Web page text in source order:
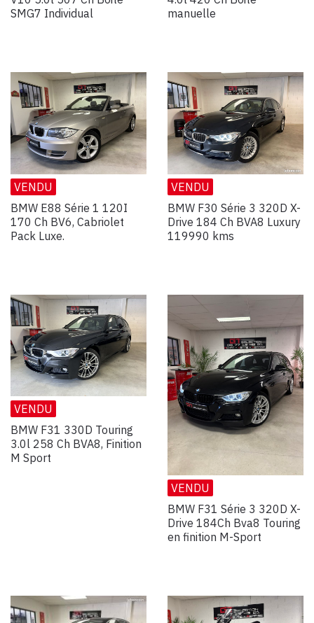
SMG7 Individual
manuelle
VENDU
BMW E88 Série 1 120I
170 Ch BV6, Cabriolet
Pack Luxe.
VENDU
BMW F30 Série 3 320D X-
Drive 184 Ch BVA8 Luxury
119990 kms
VENDU
BMW F31 330D Touring
3.0l 258 Ch BVA8, Finition
M Sport
VENDU
BMW F31 Série 3 320D X-
Drive 184Ch Bva8 Touring
en finition M-Sport